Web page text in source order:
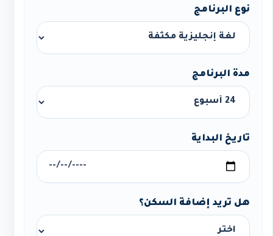
نوع البرنامج
مدة البرنامج
تاريخ البداية
هل تريد إضافة السكن؟